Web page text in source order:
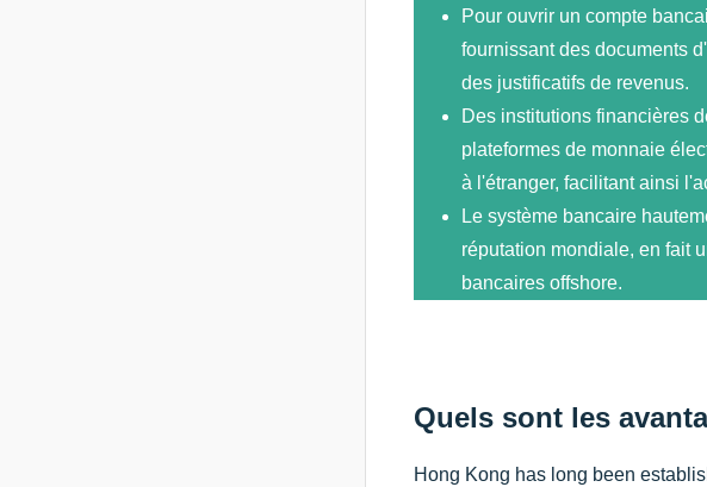
Pour ouvrir un compte
fournissant des documents
des justificatifs de revenus.
Des institutions financières
plateformes de monnaie
à l'étranger, facilitant ainsi
Le système bancaire
réputation mondiale, en fait
bancaires offshore.
Quels sont les
Hong Kong has long been